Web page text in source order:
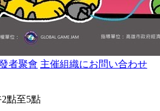
者聚會 主催組織にお問い合わせ
點至5點